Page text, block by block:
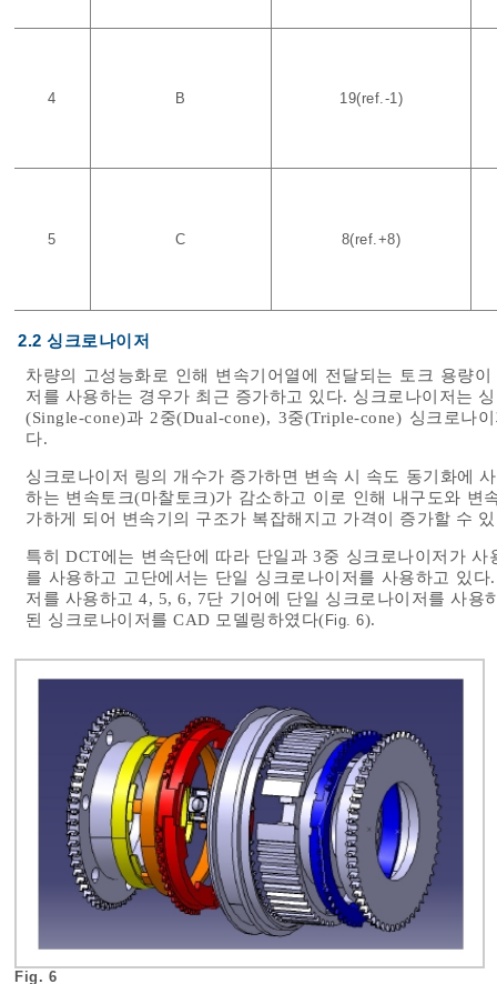
4 B 19(ref.-1)
5 C 8(ref.+8)
2.2 싱크로나이저
차량의 고성능화로 인해 변속기어열에 전달되는 토크 용량
저를 사용하는 경우가 최근 증가하고 있다. 싱크로나이저는
(Single-cone)과 2중(Dual-cone), 3중(Triple-cone) 싱크로
다.
싱크로나이저 링의 개수가 증가하면 변속 시 속도 동기화에
하는 변속토크(마찰토크)가 감소하고 이로 인해 내구도와
가하게 되어 변속기의 구조가 복잡해지고 가격이 증가할 수
특히 DCT에는 변속단에 따라 단일과 3중 싱크로나이저가
를 사용하고 고단에서는 단일 싱크로나이저를 사용하고 있
저를 사용하고 4, 5, 6, 7단 기어에 단일 싱크로나이저를 사
된 싱크로나이저를 CAD 모델링하였다( Fig. 6).
Fig. 6